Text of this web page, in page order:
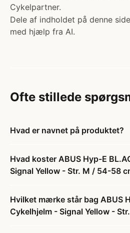
Cykelpartner.
Dele af indholdet på denne
med hjælp fra AI.
Ofte stillede
Hvad er navnet på produktet?
Hvad koster ABUS Hyp-E
Signal Yellow - Str. M / 54-58
Hvilket mærke står bag ABUS
Cykelhjelm - Signal Yellow -